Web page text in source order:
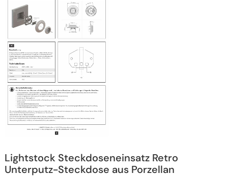
Lightstock Steckdoseneinsatz Retro
Unterputz-Steckdose aus Porzellan